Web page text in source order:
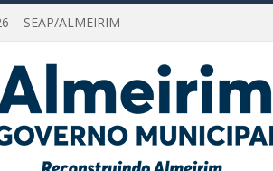
– SEAP/ALMEIRIM